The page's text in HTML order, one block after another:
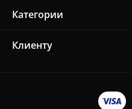
Категории
Клиенту